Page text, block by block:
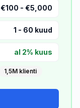
€100 - €5,000
1 - 60 kuud
al 2% kuus
1,5M klienti